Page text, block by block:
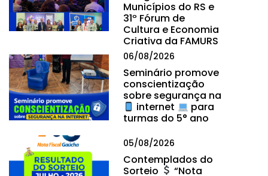
Municípios do RS e
31º Fórum de
Cultura e Economia
Criativa da FAMURS
06/08/2026
Seminário promove
conscientização
sobre segurança na
internet
para
turmas do 5° ano
05/08/2026
Contemplados do
Sorteio
“Nota